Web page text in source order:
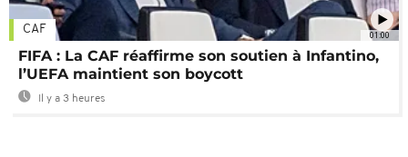
01:00
CAF
FIFA : La CAF réaffirme son soutien à Infantino,
l’UEFA maintient son boycott
Il y a 3 heures